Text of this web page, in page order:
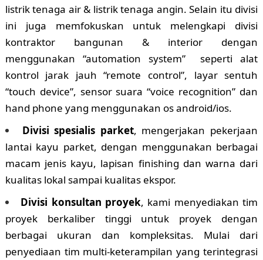
listrik tenaga air & listrik tenaga angin. Selain itu divisi
ini juga memfokuskan untuk melengkapi divisi
kontraktor bangunan & interior dengan
menggunakan “automation system” seperti alat
kontrol jarak jauh “remote control”, layar sentuh
“touch device”, sensor suara “voice recognition” dan
hand phone yang menggunakan os android/ios.
Divisi spesialis parket, mengerjakan pekerjaan
lantai kayu parket, dengan menggunakan berbagai
macam jenis kayu, lapisan finishing dan warna dari
kualitas lokal sampai kualitas ekspor.
Divisi konsultan proyek, kami menyediakan tim
proyek berkaliber tinggi untuk proyek dengan
berbagai ukuran dan kompleksitas. Mulai dari
penyediaan tim multi-keterampilan yang terintegrasi